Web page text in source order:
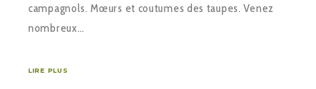
campagnols. Mœurs et coutumes des taupes. Venez
nombreux…
LIRE PLUS